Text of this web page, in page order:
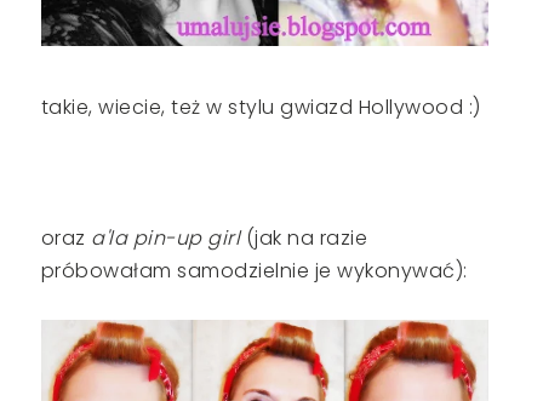
takie, wiecie, też w stylu gwiazd Hollywood :)
oraz a'la pin-up girl(jak na razie
próbowałam samodzielnie je wykonywać):